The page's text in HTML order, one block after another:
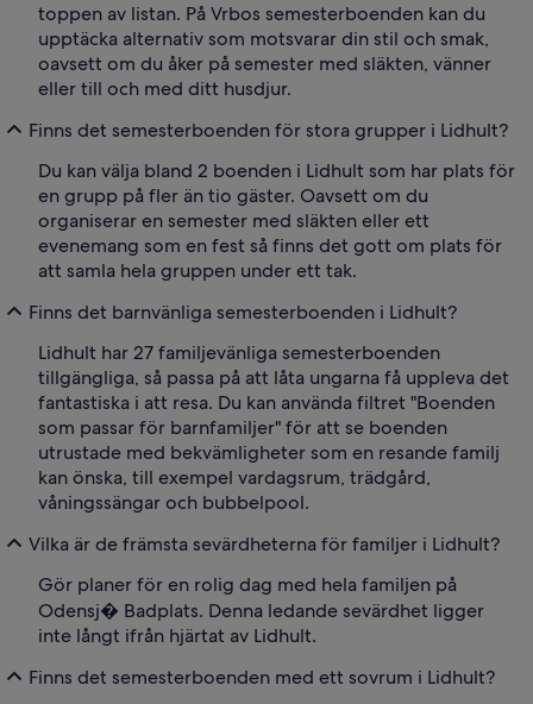
toppen av listan. På Vrbos semesterboenden kan du
upptäcka alternativ som motsvarar din stil och smak,
oavsett om du åker på semester med släkten, vänner
eller till och med ditt husdjur.
Finns det semesterboenden för stora grupper i Lidhult?
Du kan välja bland 2 boenden i Lidhult som har plats för
en grupp på fler än tio gäster. Oavsett om du
organiserar en semester med släkten eller ett
evenemang som en fest så finns det gott om plats för
att samla hela gruppen under ett tak.
Finns det barnvänliga semesterboenden i Lidhult?
Lidhult har 27 familjevänliga semesterboenden
tillgängliga, så passa på att låta ungarna få uppleva det
fantastiska i att resa. Du kan använda filtret "Boenden
som passar för barnfamiljer" för att se boenden
utrustade med bekvämligheter som en resande familj
kan önska, till exempel vardagsrum, trädgård,
våningssängar och bubbelpool.
Vilka är de främsta sevärdheterna för familjer i Lidhult?
Gör planer för en rolig dag med hela familjen på
Odensj� Badplats. Denna ledande sevärdhet ligger
inte långt ifrån hjärtat av Lidhult.
Finns det semesterboenden med ett sovrum i Lidhult?